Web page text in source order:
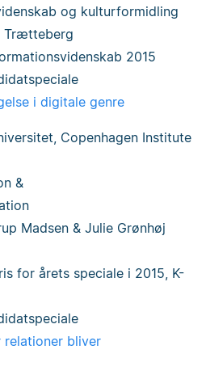
og kulturformidling
Trætteberg
2015
i digitale genre
Copenhagen Institute
&
Madsen & Julie Grønhøj
for årets speciale i 2015, K-
relationer bliver